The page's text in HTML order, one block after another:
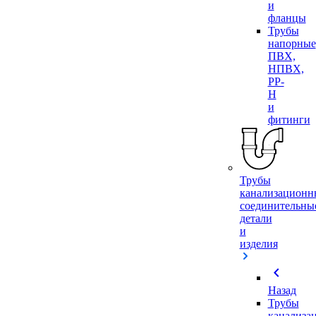
и
фланцы
Трубы
напорные
ПВХ,
НПВХ,
PP-
H
и
фитинги
Трубы
детали
и
изделия
chevron_left
Назад
Трубы